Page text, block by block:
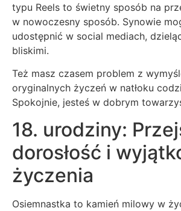
typu Reels to świetny sposób na
w nowoczesny sposób. Synowie
udostępnić w social mediach,
bliskimi.
Też masz czasem problem z
oryginalnych życzeń w natłoku
Spokojnie, jesteś w dobrym
18. urodziny:
dorosłość i
życzenia
Osiemnastka to kamień milowy w